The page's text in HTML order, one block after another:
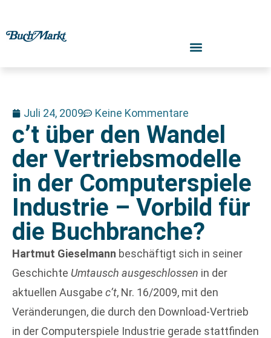
Juli 24, 2009 Keine Kommentare
c’t über den Wandel
der Vertriebsmodelle
in der Computerspiele
Industrie – Vorbild für
die Buchbranche?
Hartmut Gieselmann beschäftigt sich in seiner
Geschichte Umtausch ausgeschlossen in der
aktuellen Ausgabe c’t, Nr. 16/2009, mit den
Veränderungen, die durch den Download-Vertrieb
in der Computerspiele Industrie gerade stattfinden